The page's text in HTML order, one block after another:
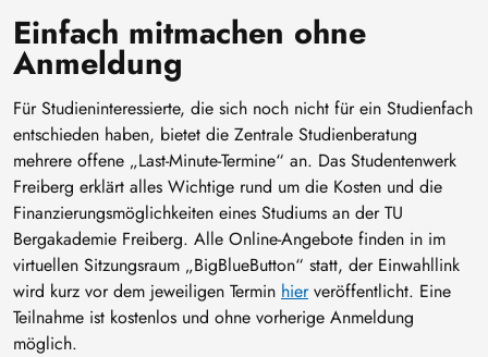
Einfach mitmachen ohne
Anmeldung
Für Studieninteressierte, die sich noch nicht für ein Studienfach
entschieden haben, bietet die Zentrale Studienberatung
mehrere offene „Last-Minute-Termine“ an. Das Studentenwerk
Freiberg erklärt alles Wichtige rund um die Kosten und die
Finanzierungsmöglichkeiten eines Studiums an der TU
Bergakademie Freiberg. Alle Online-Angebote finden in im
virtuellen Sitzungsraum „BigBlueButton“ statt, der Einwahllink
wird kurz vor dem jeweiligen Termin hierveröffentlicht. Eine
Teilnahme ist kostenlos und ohne vorherige Anmeldung
möglich.